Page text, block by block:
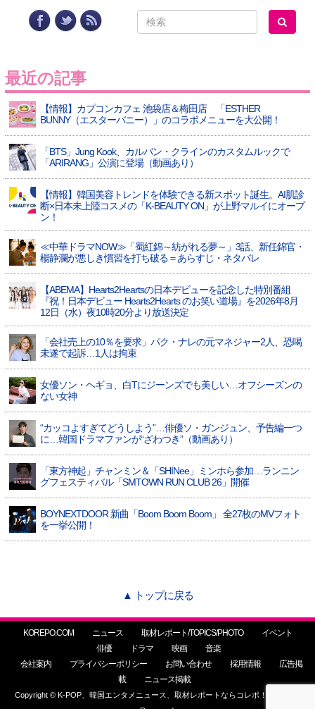
最近の記事
【情報】カプコンカフェ 池袋店＆梅田店 「ESTHER
BUNNY（エスターバニー）」のコラボメニューを大公開！
「BTS」Jung Kook、カルバン・クラインのカスタムルックで
「ARIRANG」公演に登場（動画あり）
【情報】韓国美容トレンドを体験できる新スポット誕生。AI肌診
断×日本未上陸コスメの「K-BEAUTY ON」が上野マルイにオープ
ン！
≪中華ドラマNOW≫「蜀紅錦～紡がれる夢～」3話、新任錦官・
楊静瀾が悪しき慣習を打ち破る＝あらすじ・ネタバレ
【ABEMA】Hearts2Heartsの日本デビューを記念した特別番組
『祝！日本デビュー Hearts2Hearts のお笑い道場』を2026年8月
12日（水）夜10時20分より放送決定
「会社売上の10％を要求」パク・ナレの元マネジャー2人、恐喝
未遂で起訴…1人は拘束
女優ソン・ヘギョ、白Tにジーンズでも美しい…オフシーズンの
ない女神
“カッコよすぎてどうしよう”…俳優ソ・ガンジュン、予告編一つ
に…韓国ドラマファンが“ざわつき”（動画あり）
「東方神起」チャンミン＆「SHINee」ミンホら参加…ランニン
グフェスティバル「SMTOWN RUN CLUB 26」開催
BOYNEXTDOOR 新曲「Boom Boom Boom」 全27枚のMVフォト
を一挙公開！
▲ トップに戻る
KOREPO.COM ニュース 取材レポート/TOPICS/PHOTO
イベント
俳優
ドラマ 映画
音楽
会社案内
プライバシーポリシー お問い合わせ 採用情報
広告掲
載
ニュース掲載
Copyright © K-POP、韓国エンタメニュース、取材レポートならコレポ！ All Rights